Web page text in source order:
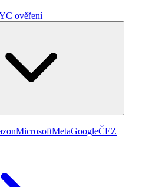
ověření
MicrosoftMetaGoogleČEZ